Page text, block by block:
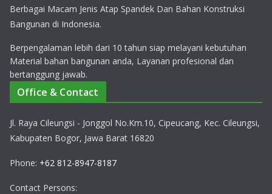
Berbagai Macam Jenis Atap Spandek Dan Bahan Konstruksi
Bangunan di Indonesia.
Berpengalaman lebih dari 10 tahun siap melayani kebutuhan
Material bahan bangunan anda, Layanan profesional dan
bertanggung jawab.
Office & Contact
Jl. Raya Cileungsi - Jonggol No.Km.10, Cipeucang, Kec. Cileungsi,
Kabupaten Bogor, Jawa Barat 16820
Phone: +62 812-8947-8187
Contact Persons: